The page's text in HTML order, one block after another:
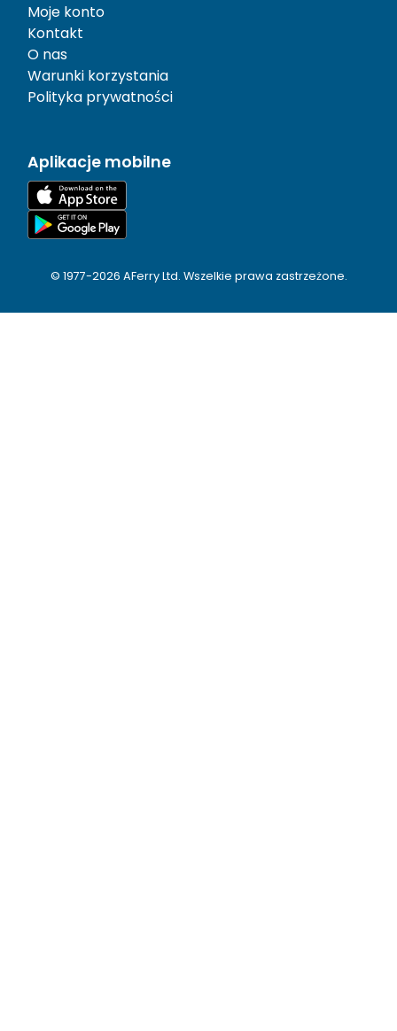
Moje konto
Kontakt
O nas
Warunki korzystania
Polityka prywatności
Aplikacje mobilne
© 1977-2026 AFerry Ltd. Wszelkie prawa zastrzeżone.